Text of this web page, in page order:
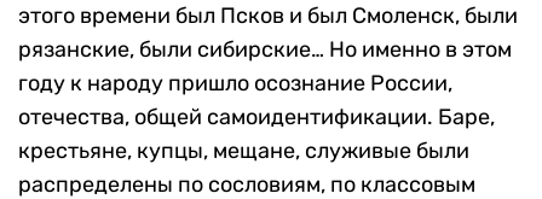
этого времени был Псков и был Смоленск, были
рязанские, были сибирские… Но именно в этом
году к народу пришло осознание России,
отечества, общей самоидентификации. Баре,
крестьяне, купцы, мещане, служивые были
распределены по сословиям, по классовым